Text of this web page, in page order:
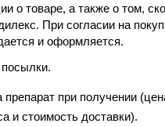
о товаре, а также о том,
При согласии на
и оформляется.
препарат при получении
и стоимость доставки).